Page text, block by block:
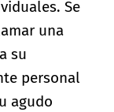
Se
una
su
personal
agudo